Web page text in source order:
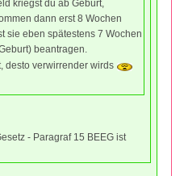
kriegst du ab Geburt,
dann erst 8 Wochen
sie eben spätestens 7 Wochen
beantragen.
desto verwirrender wirds
- Paragraf 15 BEEG ist